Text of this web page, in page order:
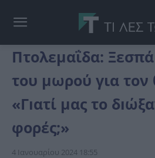
Πτολεμαΐδα:
του μωρού για τον
«Γıατί μας το
φορές;»
4 Ιανουαρίου 2024 18:55